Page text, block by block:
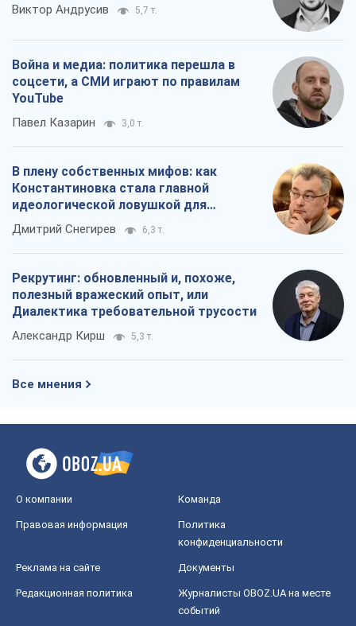
Виктор Андрусив 5,7 т.
Война и медиа: политика перешла в
соцсети, а СМИ играют по правилам
YouTube
Павел Казарин 3,0 т.
В плену собственных мифов: как
Константиновка стала главной
идеологической ловушкой для
российских оккупантов
Дмитрий Снегирев 6,3 т.
Рекрутинг: обновленный и, похоже,
полезный вражеский опыт, или
Диалектика требовательной трусости
Александр Кирш 5,3 т.
Все мнения
О компании Команда
Правовая информация
Политика
конфиденциальности
Реклама на сайте Документы
Редакционная политика
Журналисты OBOZ.UA на месте
событий